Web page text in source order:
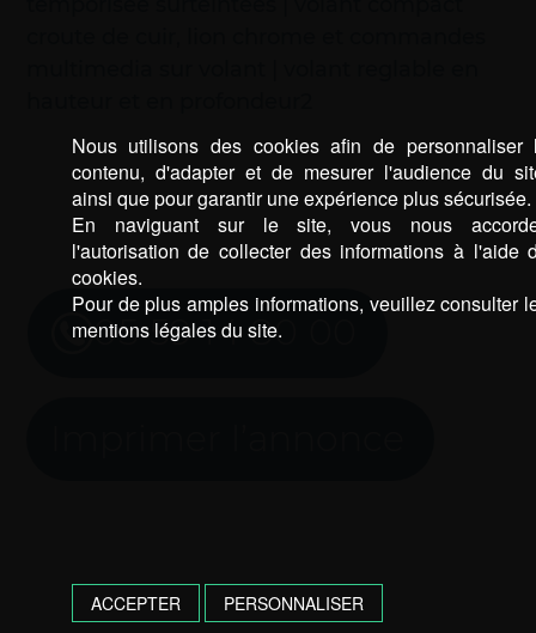
05 59 14 80 00
Nous utilisons des cookies afin de personnaliser
contenu, d'adapter et de mesurer l'audience du
ainsi que pour garantir une expérience plus sécurisée.
En naviguant sur le site, vous nous
l'autorisation de collecter des informations à l'aide
cookies.
Pour de plus amples informations, veuillez consulter
mentions légales du site.
ACCEPTER PERSONNALISER